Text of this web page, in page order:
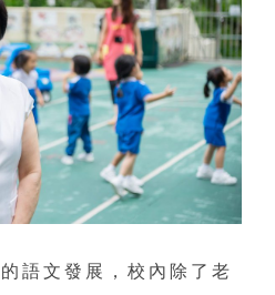
語文發展，校內除了老